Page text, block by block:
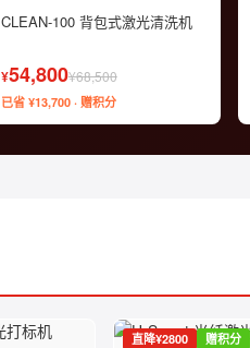
CLEAN-100 背包式激光清洗机
¥54,800¥68,500
已省 ¥13,700 · 赠积分
直降¥2800 赠积分